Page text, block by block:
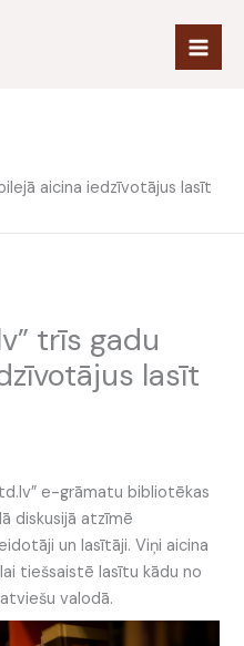
aicina iedzīvotājus lasīt
trīs gadu
lasīt
e-grāmatu bibliotēkas
diskusijā atzīmē
un lasītāji. Viņi aicina
tiešsaistē lasītu kādu no
valodā.